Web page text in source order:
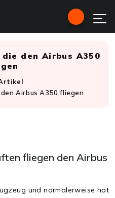
den Airbus A350
Airbus A350 fliegen
fliegen den Airbus
und normalerweise hat